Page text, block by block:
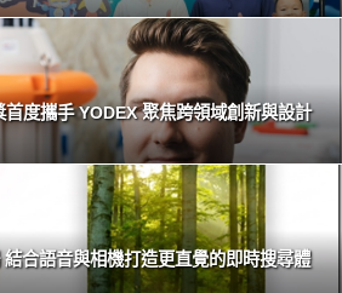
度攜手 YODEX 聚焦跨領域創新與設計
合語音與相機打造更直覺的即時搜尋體